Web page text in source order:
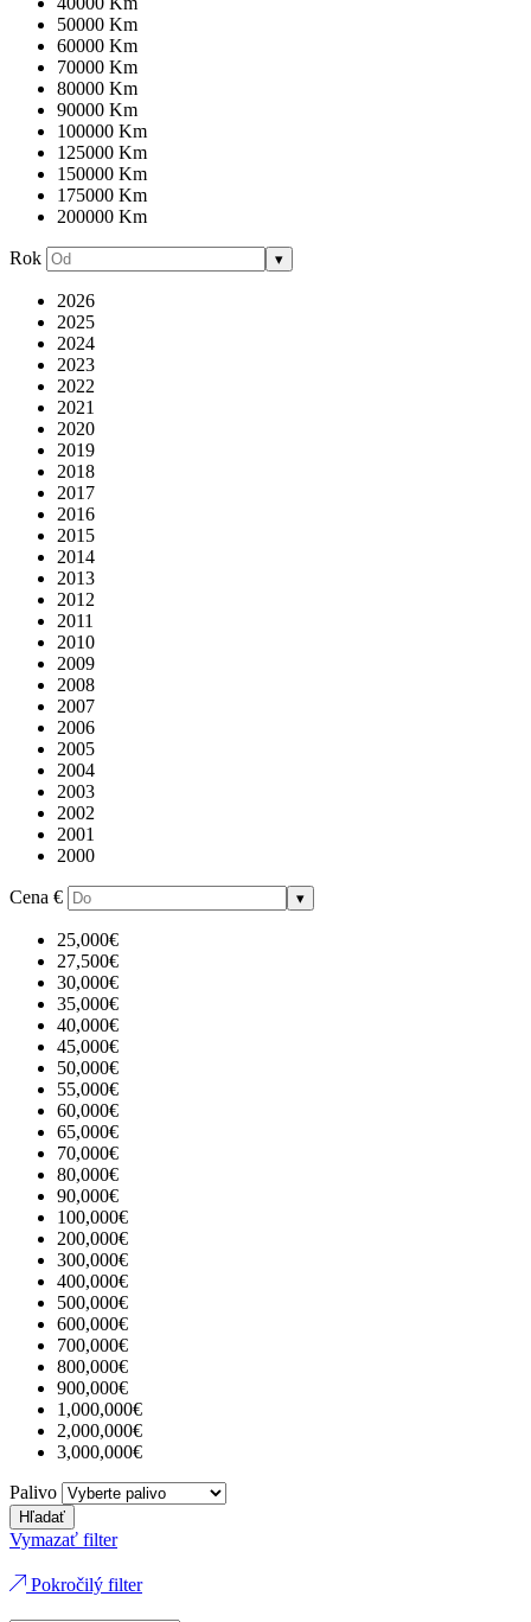
50000 Km
60000 Km
70000 Km
80000 Km
90000 Km
100000 Km
125000 Km
150000 Km
175000 Km
200000 Km
Rok ▾
2026
2025
2024
2023
2022
2021
2020
2019
2018
2017
2016
2015
2014
2013
2012
2011
2010
2009
2008
2007
2006
2005
2004
2003
2002
2001
2000
Cena € ▾
25,000€
27,500€
30,000€
35,000€
40,000€
45,000€
50,000€
55,000€
60,000€
65,000€
70,000€
80,000€
90,000€
100,000€
200,000€
300,000€
400,000€
500,000€
600,000€
700,000€
800,000€
900,000€
1,000,000€
2,000,000€
3,000,000€
Palivo
Hľadať
Vymazať filter
Pokročilý filter